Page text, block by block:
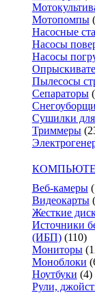
Мотопомпы
Насосные
Насосы
Насосы
Пылесосы
Сепараторы
Сушилки
Триммеры
Веб-камеры
Видеокарты
Жесткие
Источники
(ИБП) (110)
Мониторы
Моноблоки
Ноутбуки (4)
Рули,